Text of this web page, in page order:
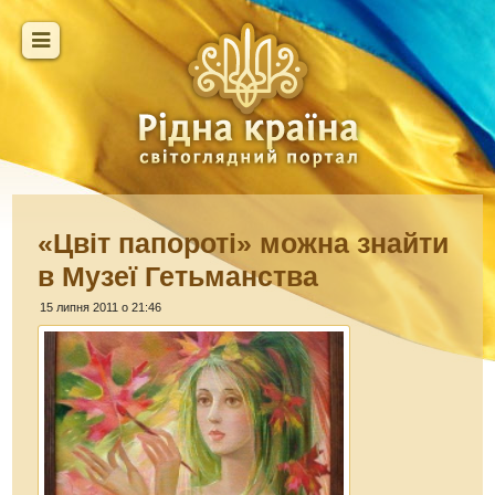
«Цвіт папороті» можна знайти
в Музеї Гетьманства
15 липня 2011 о 21:46